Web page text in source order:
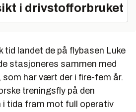
i drivstofforbruket
tid landet de på flybasen Luke
stasjoneres sammen med
som har vært der i fire-fem år.
treningsfly på den
i tida fram mot full operativ